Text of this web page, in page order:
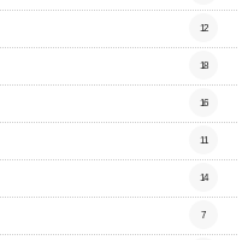
12
18
16
11
14
7